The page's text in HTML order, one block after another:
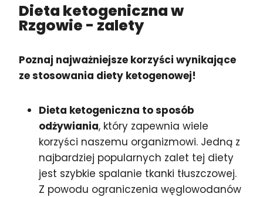
Dieta ketogeniczna w
Rzgowie - zalety
Poznaj najważniejsze korzyści wynikające
ze stosowania diety ketogenowej!
Dieta ketogeniczna to sposób
odżywiania, który zapewnia wiele
korzyści naszemu organizmowi. Jedną z
najbardziej popularnych zalet tej diety
jest szybkie spalanie tkanki tłuszczowej.
Z powodu ograniczenia węglowodanów